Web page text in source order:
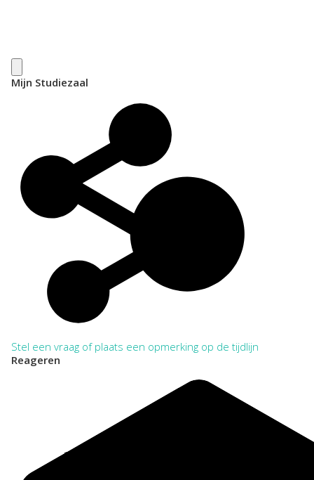
Geheel openbaar
Herkomst:
Particulier
M.A. van der Eerden-Vonk
Bij het citeren in annotatie en verantwoording dient het
archief tenminste eenmaal volledig en zonder afkortingen te
worden vermeld. Daarna kan worden volstaan met verkorte
aanhaling.
VOLLEDIG:
Regionaal Archief Zuid-Utrecht, Wijk bij Duurstede. Toegang
502 Archief M. Reinders, interieurarchitect te Wijk bij
NL-WbdRAZU. 502
Categorie:
Families en Personen
Mijn Studiezaal
Stel een vraag of plaats een opmerking op de tijdlijn
Reageren